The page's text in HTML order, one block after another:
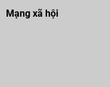
Mạng xã hội